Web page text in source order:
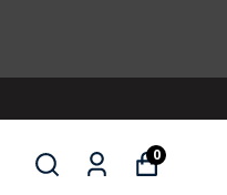
0